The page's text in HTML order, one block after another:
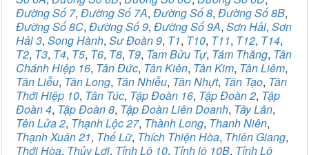
Đường Số 7, Đường Số 7A, Đường Số 8, Đường Số 8B,
Đường Số 8C, Đường Số 9, Đường Số 9A, Sơn Hải, Sơn
Hải 3, Song Hành, Sư Đoàn 9, T1, T10, T11, T12, T14,
T2, T3, T4, T5, T6, T8, T9, Tam Bửu Tự, Tám Thăng, Tân
Chánh Hiệp 16, Tân Đức, Tân Kiên, Tân Kim, Tân Liêm,
Tân Liễu, Tân Long, Tân Nhiễu, Tân Nhựt, Tân Tạo, Tân
Thới Hiệp 10, Tân Túc, Tập Đoàn 16, Tập Đoàn 2, Tập
Đoàn 4, Tập Đoàn 8, Tập Đoàn Liên Doanh, Tây Lân,
Tên Lửa 2, Thạnh Lộc 27, Thành Long, Thanh Niên,
Thạnh Xuân 21, Thế Lữ, Thích Thiện Hòa, Thiên Giang,
Thới Hòa, Thủy Lợi, Tỉnh Lộ 10, Tỉnh lộ 10B, Tỉnh Lộ